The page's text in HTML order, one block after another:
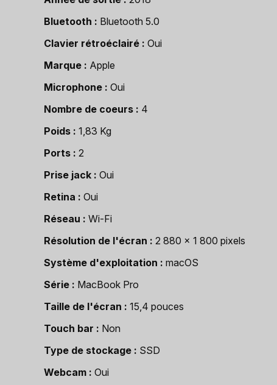
Bluetooth
Bluetooth 5.0
Clavier rétroéclairé
Oui
Marque
Apple
Microphone
Oui
Nombre de coeurs
4
Poids
1,83 Kg
Ports
2
Prise jack
Oui
Retina
Oui
Réseau
Wi-Fi
Résolution de l'écran
2 880 x 1 800 pixels
Système d'exploitation
macOS
Série
MacBook Pro
Taille de l'écran
15,4 pouces
Touch bar
Non
Type de stockage
SSD
Webcam
Oui